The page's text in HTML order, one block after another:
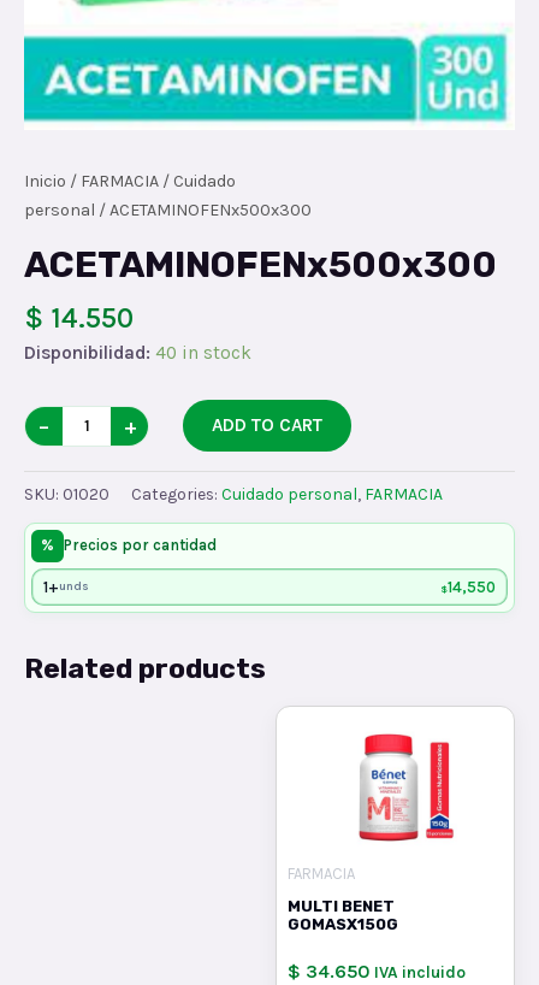
Inicio / FARMACIA / Cuidado
personal / ACETAMINOFENx500x300
ACETAMINOFENx500x300
$ 14.550
Disponibilidad: 40 in stock
ACETAMINOFENx500x300
quantity
− + ADD TO CART
SKU: 01020 Categories: Cuidado personal, FARMACIA
% Precios por cantidad
1+unds $14,550
Related products
FARMACIA
MULTI BENET
GOMASX150G
$ 34.650 IVA incluido